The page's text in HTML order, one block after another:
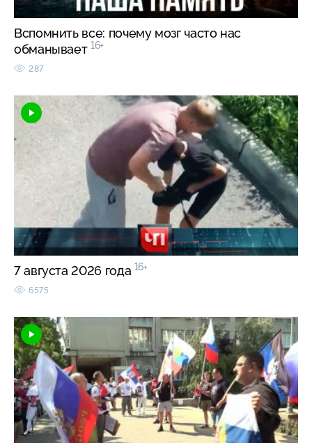
Вспомнить все: почему мозг часто нас
обманывает 16+
287
7 августа 2026 года 16+
6575